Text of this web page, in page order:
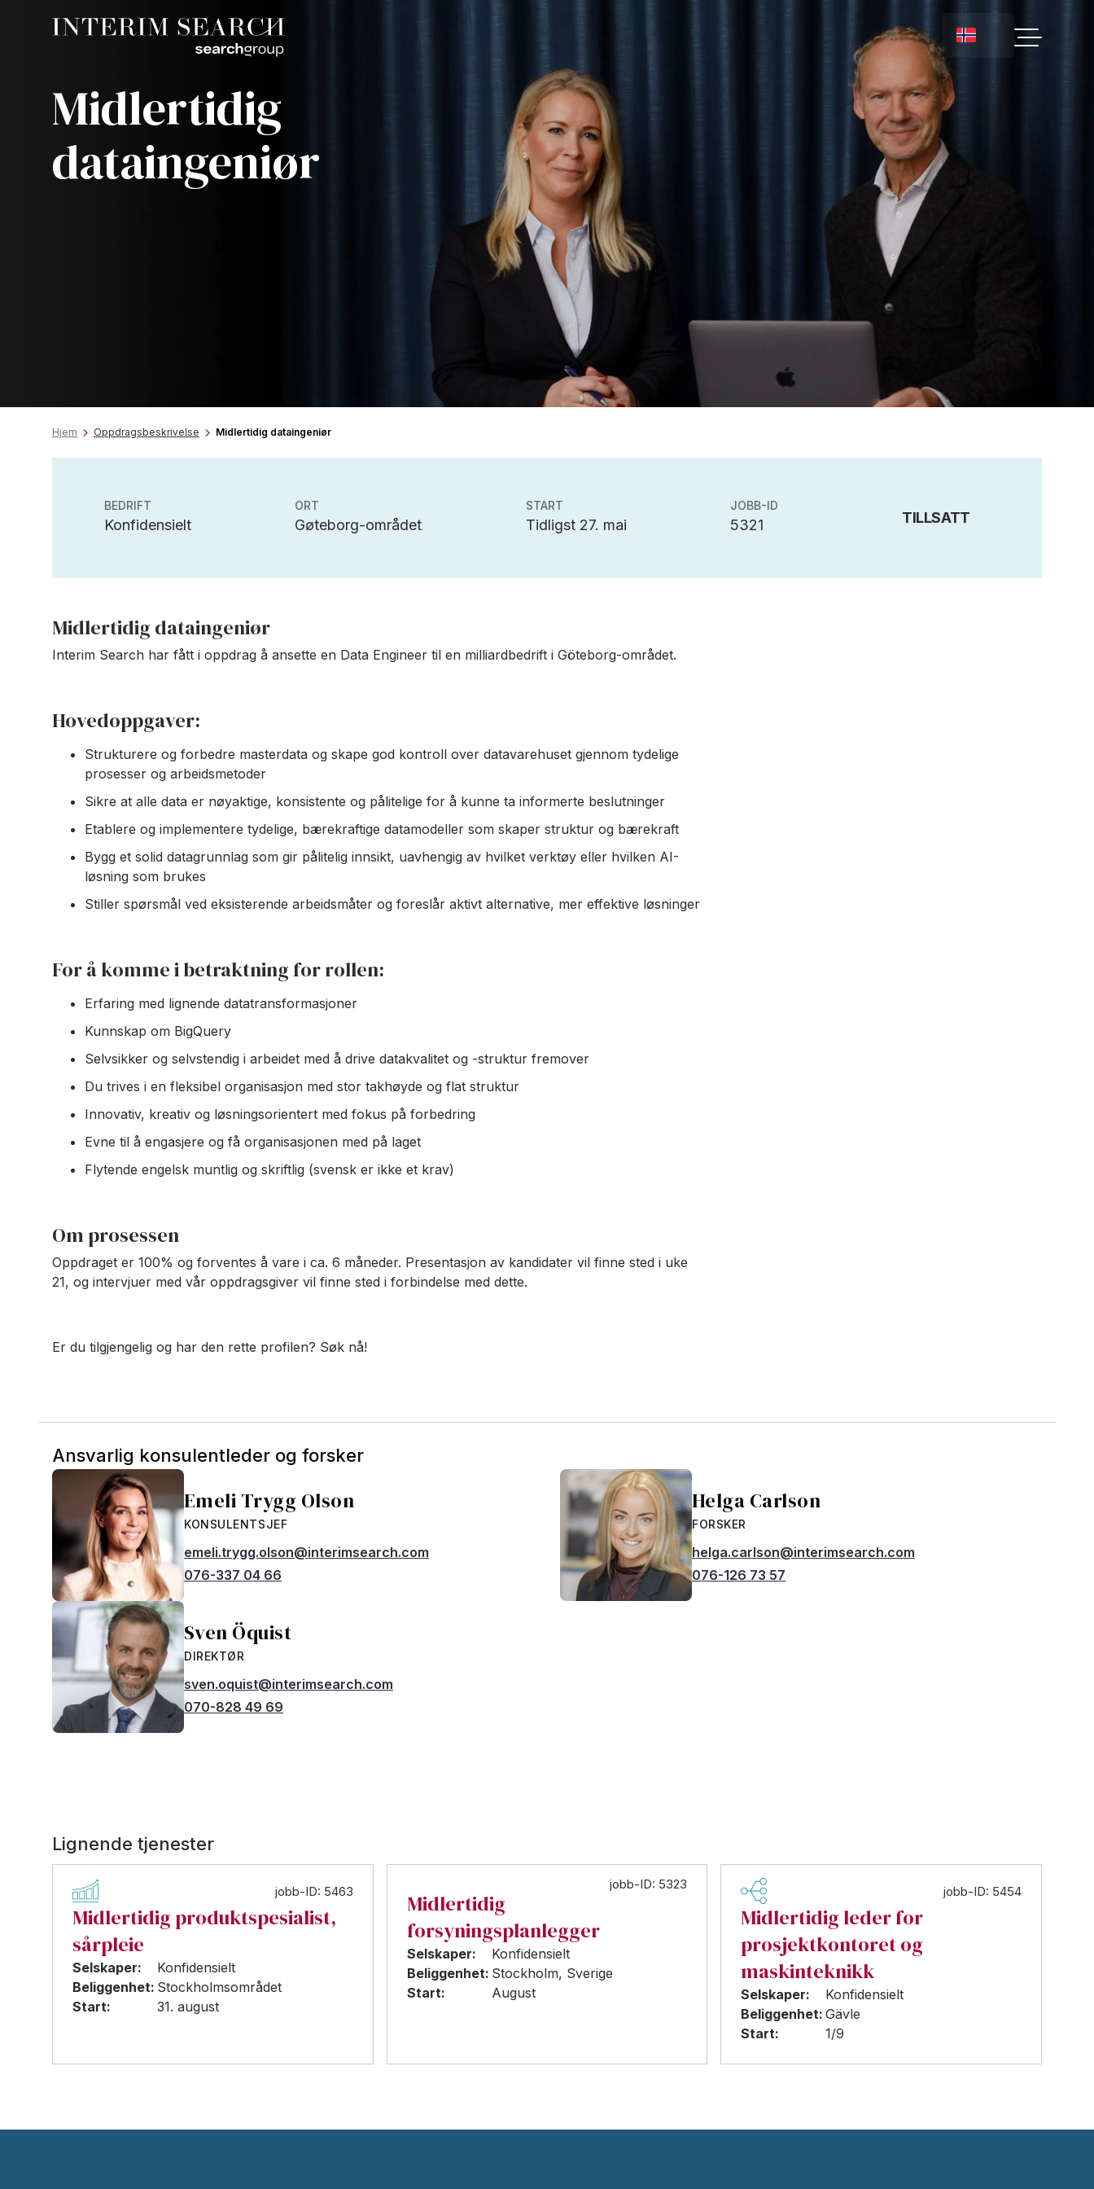
Midlertidig
dataingeniør
Hjem Oppdragsbeskrivelse Midlertidig dataingeniør
BEDRIFT
Konfidensielt
ORT
Gøteborg-området
START
Tidligst 27. mai
JOBB-ID
5321 TILLSATT
Midlertidig dataingeniør
Interim Search har fått i oppdrag å ansette en Data Engineer til en milliardbedrift i Göteborg-området.
Hovedoppgaver:
Strukturere og forbedre masterdata og skape god kontroll over datavarehuset gjennom tydelige
prosesser og arbeidsmetoder
Sikre at alle data er nøyaktige, konsistente og pålitelige for å kunne ta informerte beslutninger
Etablere og implementere tydelige, bærekraftige datamodeller som skaper struktur og bærekraft
Bygg et solid datagrunnlag som gir pålitelig innsikt, uavhengig av hvilket verktøy eller hvilken AI-
løsning som brukes
Stiller spørsmål ved eksisterende arbeidsmåter og foreslår aktivt alternative, mer effektive løsninger
For å komme i betraktning for rollen:
Erfaring med lignende datatransformasjoner
Kunnskap om BigQuery
Selvsikker og selvstendig i arbeidet med å drive datakvalitet og -struktur fremover
Du trives i en fleksibel organisasjon med stor takhøyde og flat struktur
Innovativ, kreativ og løsningsorientert med fokus på forbedring
Evne til å engasjere og få organisasjonen med på laget
Flytende engelsk muntlig og skriftlig (svensk er ikke et krav)
Om prosessen
Oppdraget er 100% og forventes å vare i ca. 6 måneder. Presentasjon av kandidater vil finne sted i uke
21, og intervjuer med vår oppdragsgiver vil finne sted i forbindelse med dette.
Er du tilgjengelig og har den rette profilen? Søk nå!
Ansvarlig konsulentleder og forsker
Emeli Trygg Olson
KONSULENTSJEF
emeli.trygg.olson@interimsearch.com
076-337 04 66
Helga Carlson
FORSKER
helga.carlson@interimsearch.com
076-126 73 57
Sven Öquist
DIREKTØR
sven.oquist@interimsearch.com
070-828 49 69
Lignende tjenester
jobb-ID: 5463
Midlertidig produktspesialist,
sårpleie
Selskaper:
Konfidensielt
Beliggenhet: Stockholmsområdet
Start:
31. august
jobb-ID: 5323
Midlertidig
forsyningsplanlegger
Selskaper:
Konfidensielt
Beliggenhet: Stockholm, Sverige
Start:
August
jobb-ID: 5454
Midlertidig leder for
prosjektkontoret og
maskinteknikk
Selskaper:
Konfidensielt
Beliggenhet: Gävle
Start:
1/9